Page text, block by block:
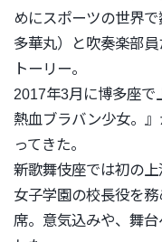
めに スポーツの世界
多華丸）
と吹奏楽部
トーリー。
2017年3月に博多座で
熱血ブラバン少女。』
ってきた。
新歌舞伎座では初の上
女子学園の校長役を
席。 意気込みや、舞